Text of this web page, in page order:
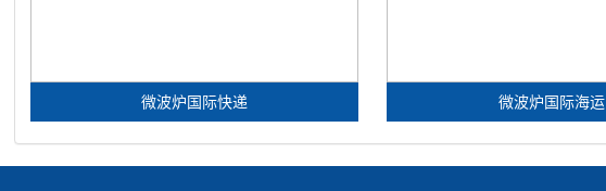
微波炉国际快递 微波炉国际海运